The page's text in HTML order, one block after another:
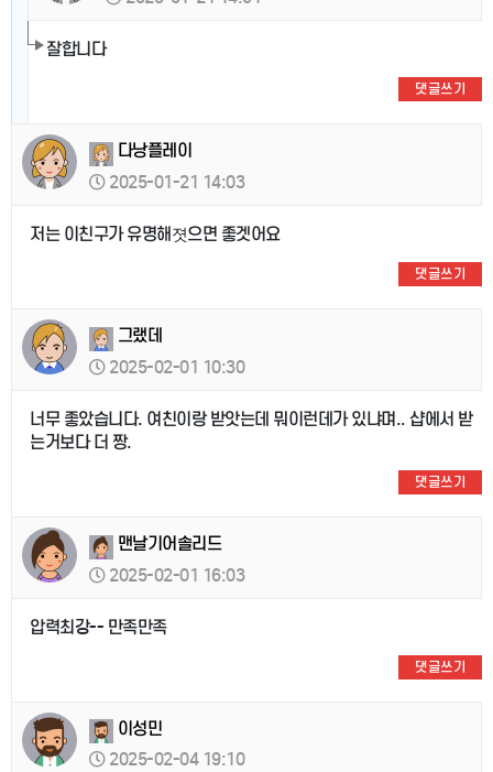
잘합니다
댓글쓰기
다낭플레이
2025-01-21 14:03
저는 이친구가 유명해졋으면 좋겟어요
댓글쓰기
그랬데
2025-02-01 10:30
너무 좋았습니다. 여친이랑 받앗는데 뭐이런데가 있냐며.. 샵에서 받
는거보다 더 짱.
댓글쓰기
맨날기어솔리드
2025-02-01 16:03
압력최강-- 만족만족
댓글쓰기
이성민
2025-02-04 19:10